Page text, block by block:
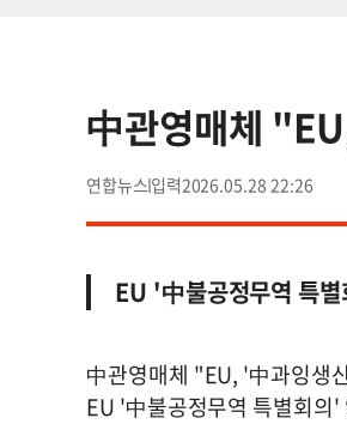
中관영매체
연합뉴스 2026.05.28 22:26
EU '中불공정무역 특
中관영매체 "EU, '中과잉생
EU '中불공정무역 특별회